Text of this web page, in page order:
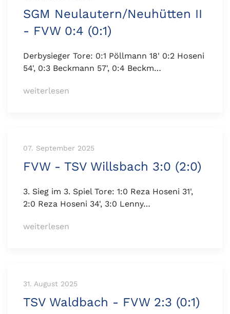
SGM Neulautern/Neuhütten II
- FVW 0:4 (0:1)
Derbysieger Tore: 0:1 Pöllmann 18' 0:2 Hoseni
54', 0:3 Beckmann 57', 0:4 Beckm…
weiterlesen
07. September 2025
FVW - TSV Willsbach 3:0 (2:0)
3. Sieg im 3. Spiel Tore: 1:0 Reza Hoseni 31',
2:0 Reza Hoseni 34', 3:0 Lenny…
weiterlesen
31. August 2025
TSV Waldbach - FVW 2:3 (0:1)